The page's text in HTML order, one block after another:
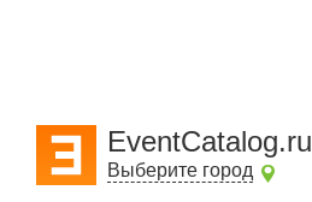
EventCatalog.ru
Выберите город